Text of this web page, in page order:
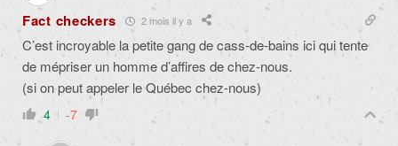
Fact checkers 2 mois il y a
C’est incroyable la petite gang de cass-de-bains ici qui tente
de mépriser un homme d’affires de chez-nous.
(si on peut appeler le Québec chez-nous)
4 -7